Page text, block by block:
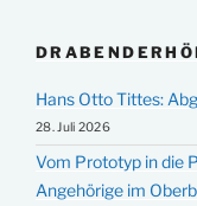
Hans Otto Tittes:
28. Juli 2026
Vom Prototyp in die
Angehörige im